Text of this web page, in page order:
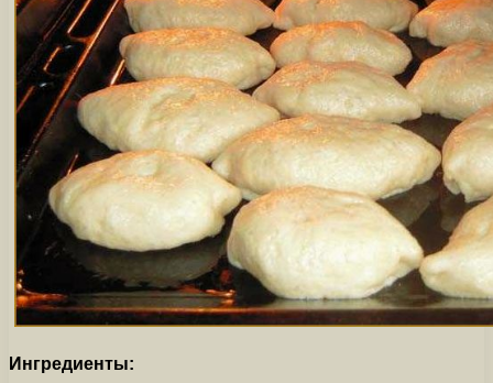
Ингредиенты: